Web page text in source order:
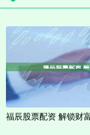
福辰股票配资 解锁财